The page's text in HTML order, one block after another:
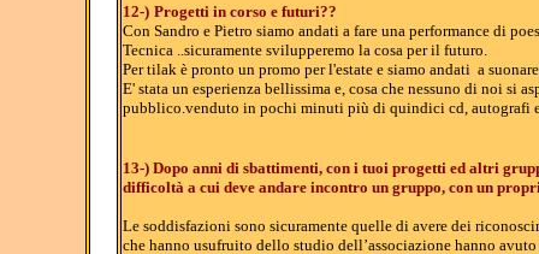
12-) Progetti in corso e futuri??
Con Sandro e Pietro siamo andati a fare una performance di
Tecnica ..sicuramente svilupperemo la cosa per il futuro.
Per tilak è pronto un promo per l'estate e siamo andati a
E' stata un esperienza bellissima e, cosa che nessuno di noi si
pubblico.venduto in pochi minuti più di quindici cd, autografi
13-) Dopo anni di sbattimenti, con i tuoi progetti ed altri
difficoltà a cui deve andare incontro un gruppo, con un
Le soddisfazioni sono sicuramente quelle di avere dei
che hanno usufruito dello studio dell’associazione hanno